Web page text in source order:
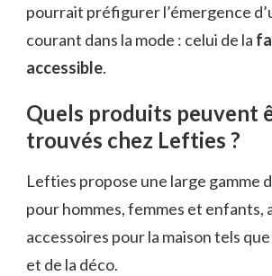
pourrait préfigurer l’émergence
courant dans la mode : celui de la
accessible.
Quels produits peuvent
trouvés chez Lefties ?
Lefties propose une large gamme
pour hommes, femmes et enfants,
accessoires pour la maison tels
et de la déco.